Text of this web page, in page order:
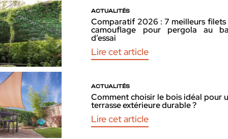
ACTUALITÉS
Comparatif 2026 : 7 meilleurs filets
camouflage pour pergola au
d’essai
Lire cet article
ACTUALITÉS
Comment choisir le bois idéal pour
terrasse extérieure durable ?
Lire cet article